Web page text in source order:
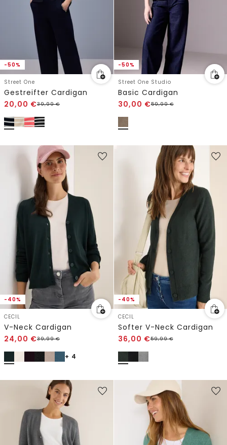
-50%
Street One
Gestreifter Cardigan
20,00 €39,99€
-50%
Street One Studio
Basic Cardigan
30,00 €59,99€
-40%
CECIL
V-Neck Cardigan
24,00 €39,99€
+ 4
-40%
CECIL
Softer V-Neck Cardigan
36,00 €59,99€